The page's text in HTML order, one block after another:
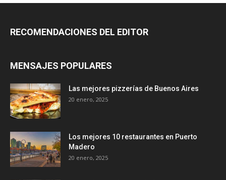
RECOMENDACIONES DEL EDITOR
MENSAJES POPULARES
Las mejores pizzerías de Buenos Aires
20 enero, 2025
Los mejores 10 restaurantes en Puerto
Madero
20 enero, 2025